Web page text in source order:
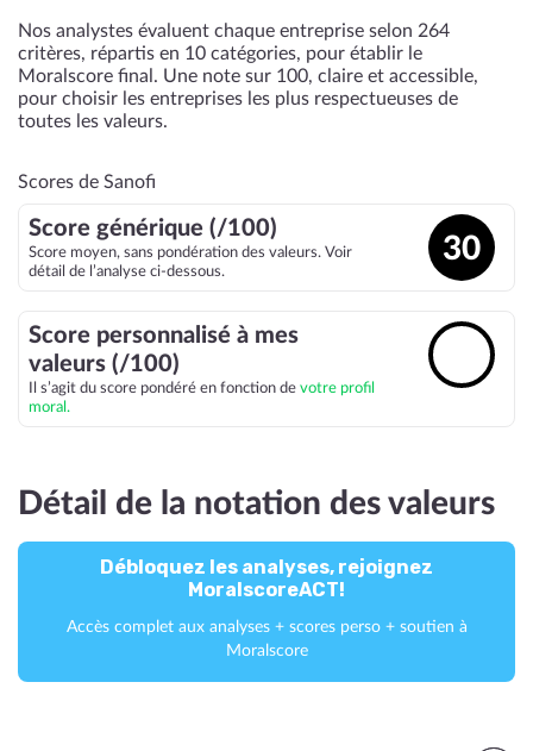
Nos analystes évaluent chaque entreprise selon 264
critères, répartis en 10 catégories, pour établir le
Moralscore final. Une note sur 100, claire et accessible,
pour choisir les entreprises les plus respectueuses de
toutes les valeurs.
Scores de Sanofi
Score générique (/100)
Score moyen, sans pondération des valeurs. Voir
détail de l’analyse ci-dessous.
30
Score personnalisé à mes
valeurs (/100)
Il s’agit du score pondéré en fonction de votre profil
moral.
Détail de la notation des valeurs
Débloquez les analyses, rejoignez
MoralscoreACT!
Accès complet aux analyses + scores perso + soutien à
Moralscore